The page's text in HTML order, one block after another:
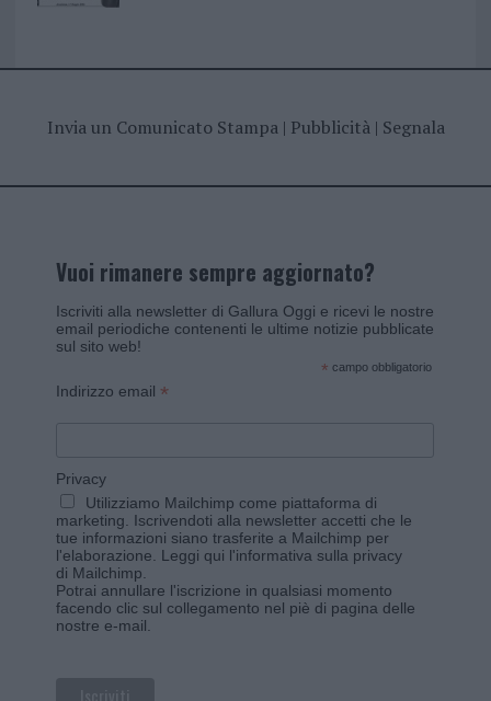
Invia un Comunicato Stampa| Pubblicità| Segnala
Vuoi rimanere sempre aggiornato?
Iscriviti alla newsletter di Gallura Oggi e ricevi le nostre
email periodiche contenenti le ultime notizie pubblicate
sul sito web!
* campo obbligatorio
Indirizzo email *
Privacy
Utilizziamo Mailchimp come piattaforma di
marketing. Iscrivendoti alla newsletter accetti che le
tue informazioni siano trasferite a Mailchimp per
l'elaborazione. Leggi qui l'informativa sulla privacy
di Mailchimp
Potrai annullare l'iscrizione in qualsiasi momento
facendo clic sul collegamento nel piè di pagina delle
nostre e-mail.